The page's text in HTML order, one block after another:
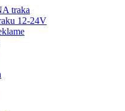
traka
12-24V